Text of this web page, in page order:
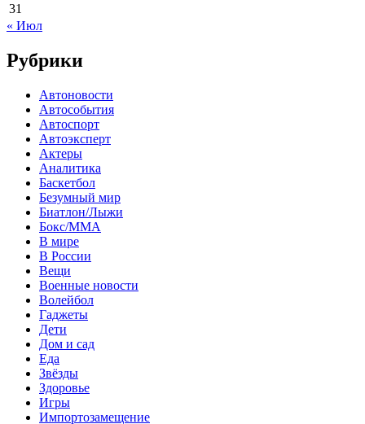
31
« Июл
Рубрики
Автоновости
Автособытия
Автоспорт
Автоэксперт
Актеры
Аналитика
Баскетбол
Безумный мир
Биатлон/Лыжи
Бокс/MMA
В мире
В России
Вещи
Военные новости
Волейбол
Гаджеты
Дети
Дом и сад
Еда
Звёзды
Здоровье
Игры
Импортозамещение